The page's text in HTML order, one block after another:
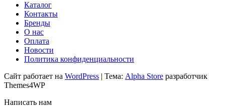
Каталог
Контакты
Бренды
О нас
Оплата
Новости
Политика конфиденциальности
Сайт работает на WordPress | Тема: Alpha Store разработчик
Themes4WP
Написать нам